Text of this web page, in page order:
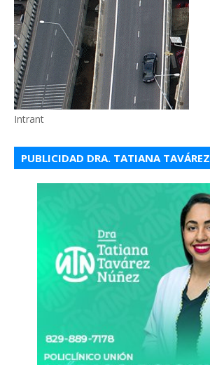
Intrant
PUBLICIDAD DRA. TATIANA TAVÁREZ